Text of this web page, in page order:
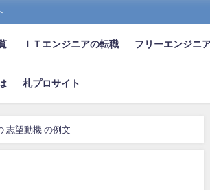
ＩＴエンジニアの転職 フリーエンジニ
札プロサイト
志望動機 の例文